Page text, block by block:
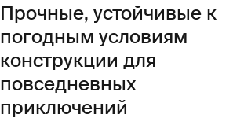
Прочные, устойчивые к
погодным условиям
конструкции для
повседневных
приключений